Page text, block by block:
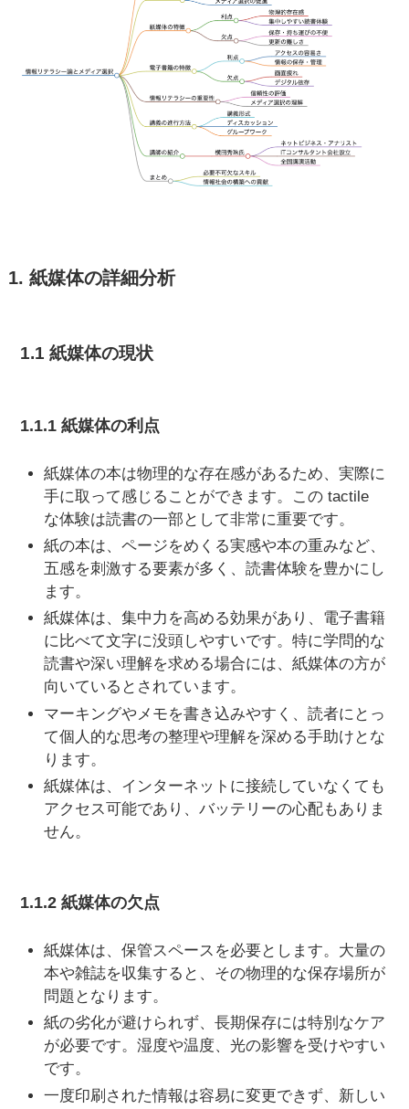
1. 紙媒体の詳細分析
1.1 紙媒体の現状
1.1.1 紙媒体の利点
紙媒体の本は物理的な存在感があるため、実際に
手に取って感じることができます。この tactile
な体験は読書の一部として非常に重要です。
紙の本は、ページをめくる実感や本の重みなど、
五感を刺激する要素が多く、読書体験を豊かにし
ます。
紙媒体は、集中力を高める効果があり、電子書籍
に比べて文字に没頭しやすいです。特に学問的な
読書や深い理解を求める場合には、紙媒体の方が
向いているとされています。
マーキングやメモを書き込みやすく、読者にとっ
て個人的な思考の整理や理解を深める手助けとな
ります。
紙媒体は、インターネットに接続していなくても
アクセス可能であり、バッテリーの心配もありま
せん。
1.1.2 紙媒体の欠点
紙媒体は、保管スペースを必要とします。大量の
本や雑誌を収集すると、その物理的な保存場所が
問題となります。
紙の劣化が避けられず、長期保存には特別なケア
が必要です。湿度や温度、光の影響を受けやすい
です。
一度印刷された情報は容易に変更できず、新しい